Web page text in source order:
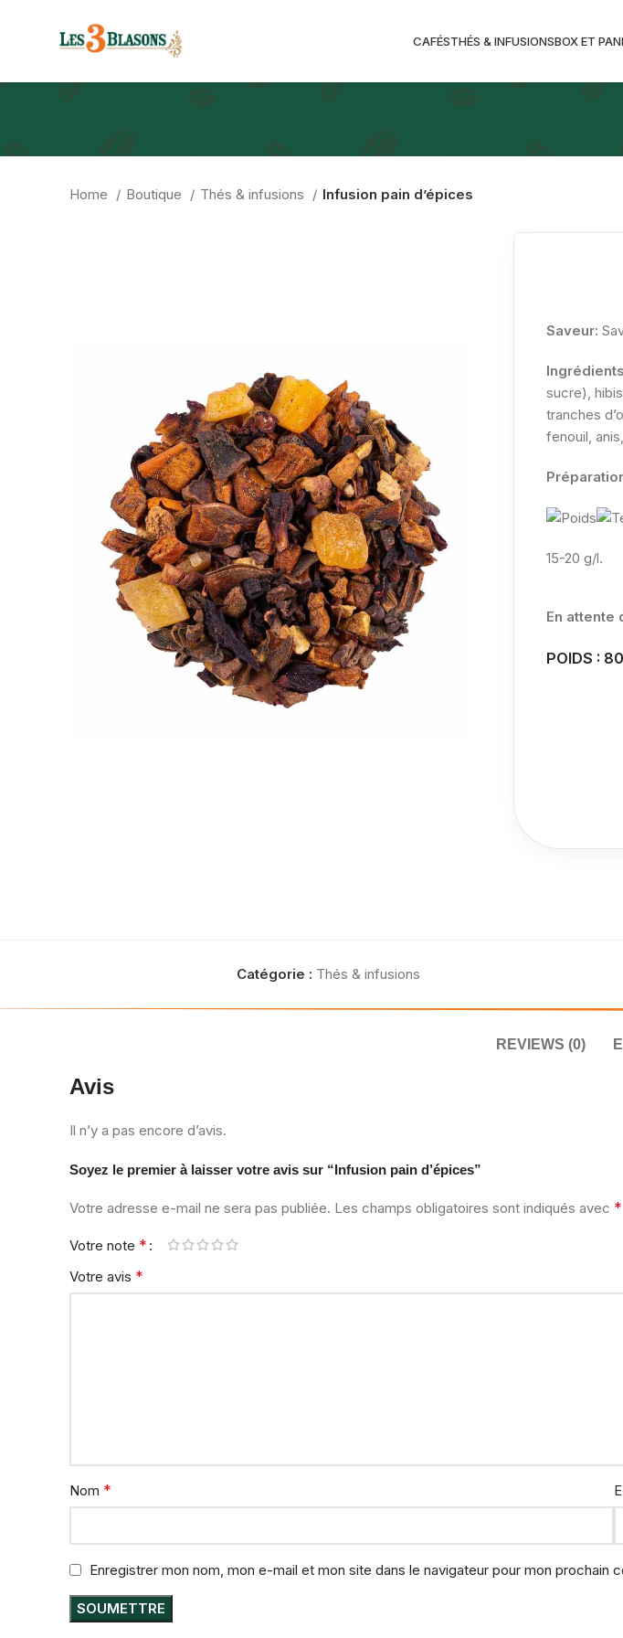
CAFÉSTHÉS & INFUSIONSBOX ET
Home Boutique Thés & infusions Infusion pain d’épices
Saveur:
sucre),
tranches
fenouil,
15-20
En attente
POIDS :
Catégorie : Thés & infusions
REVIEWS (0)
Avis
Il n’y a pas encore d’avis.
Soyez le premier à laisser votre avis sur “Infusion pain d’épices”
Votre adresse e-mail ne sera pas publiée. Les champs obligatoires sont indiqués avec *
Votre note *
Votre avis *
Nom *
Enregistrer mon nom, mon e-mail et mon site dans le navigateur pour mon prochain